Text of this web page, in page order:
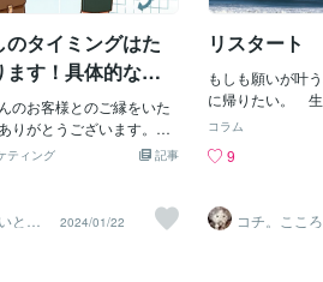
のタイミングはた
ます！具体的な時
。
のお客様とのご縁をいた
りがとうございます。さ
そろ1ヶ月が経とうとして
から災害や事故などがあ
それどころではない方も
思います。（心身ともに
記事
ティング
とホ
2024/01/22
リスタート
もしも願いが叶
に帰りたい。 生
した気持ちの中
しまう昔ながら
道から迷子にな
ち。自分を生き
コラム
9
コチ。こころ
庭